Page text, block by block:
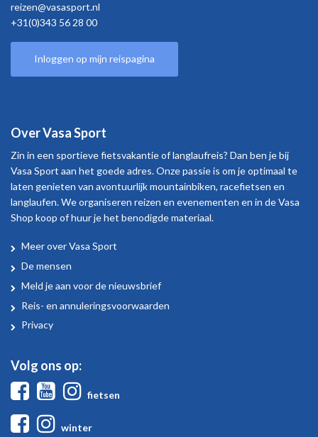
reizen@vasasport.nl
+31(0)343 56 28 00
Inloggen op mijn reispagina
Over Vasa Sport
Zin in een sportieve fietsvakantie of langlaufreis? Dan ben je bij
Vasa Sport aan het goede adres. Onze passie is om je optimaal te
laten genieten van avontuurlijk mountainbiken, racefietsen en
langlaufen. We organiseren reizen en evenementen en in de Vasa
Shop koop of huur je het benodigde materiaal.
Over
Vasa
Sport
Meer over Vasa Sport
De mensen
Meld je aan voor de nieuwsbrief
Reis- en annuleringsvoorwaarden
Privacy
Volg ons op:
FacebookYoutube
fietsen
Facebook
winter